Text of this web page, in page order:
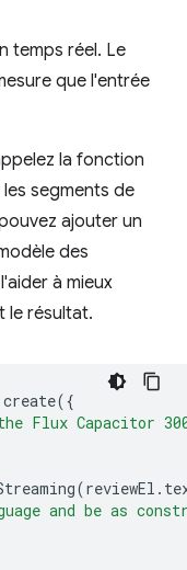
temps réel. Le
que l'entrée
la fonction
segments de
ajouter un
des
à mieux
le résultat.
create({
Flux Capacitor
(reviewEl .
and be as